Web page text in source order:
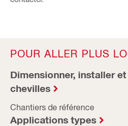
POUR ALLER PLUS
Dimensionner, installer
chevilles
Chantiers de référence
Applications types